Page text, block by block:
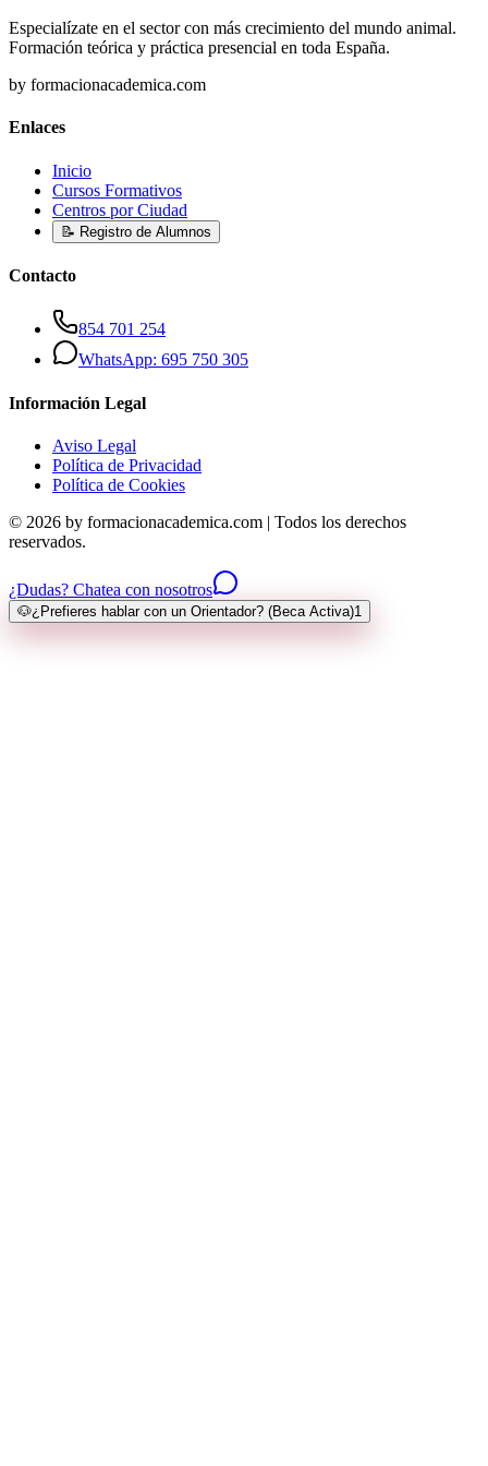
Especialízate en el sector con más crecimiento del mundo animal.
Formación teórica y práctica presencial en toda España.
by formacionacademica.com
Enlaces
Inicio
Cursos Formativos
Centros por Ciudad
📝 Registro de Alumnos
Contacto
854 701 254
WhatsApp: 695 750 305
Información Legal
Aviso Legal
Política de Privacidad
Política de Cookies
© 2026 by formacionacademica.com | Todos los derechos
reservados.
¿Dudas? Chatea con nosotros
🐶¿Prefieres hablar con un Orientador? (Beca Activa)1